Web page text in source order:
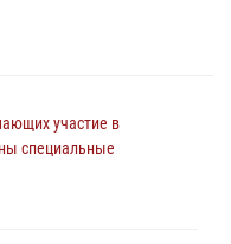
участие в
специальные